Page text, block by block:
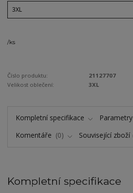
/ks
Číslo produktu:
21127707
Velikost oblečení:
3XL
Kompletní specifikace
Parametry
Komentáře
0 Související zboží
Kompletní specifikace